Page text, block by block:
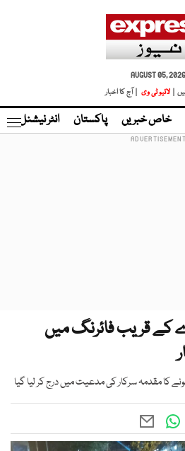
AUGUST 05, 2026
|
لائیو ٹی وی | آج کا اخبار
خاص خبریں پاکستان انٹر نیشنل
کے قریب فائرنگ میں